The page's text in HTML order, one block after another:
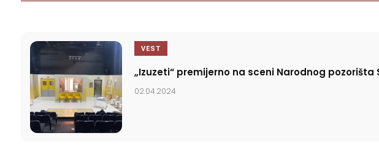
VEST
„Izuzeti“ premijerno na sceni Narodnog pozorišta
02.04.2024